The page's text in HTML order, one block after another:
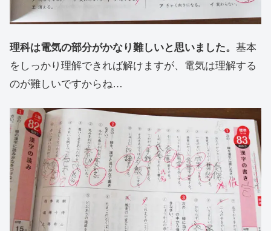
理科は電気の部分がかなり難しいと思いました。 基本
をしっかり理解できれば解けますが、電気は理解する
のが難しいですからね…